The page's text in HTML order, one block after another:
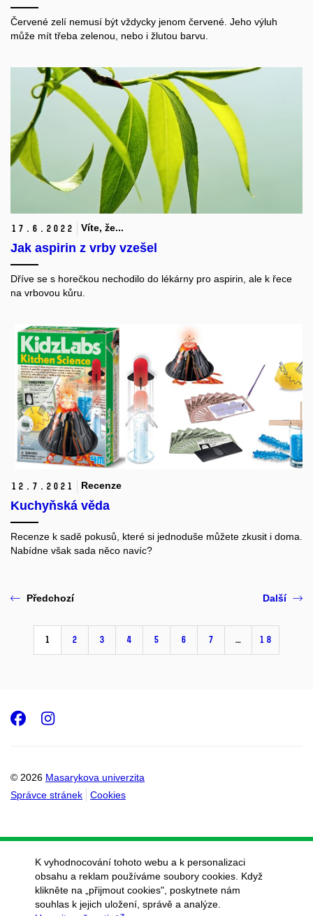
Červené zelí nemusí být vždycky jenom červené. Jeho výluh
může mít třeba zelenou
nebo i žlutou barvu.
17. 6. 2022 Víte, že...
Jak aspirin z vrby vzešel
Dříve se s horečkou nechodilo do lékárny pro aspirin, ale k řece
na vrbovou kůru.
12. 7. 2021 Recenze
Kuchyňská věda
Recenze k sadě pokusů, které si jednoduše můžete zkusit i doma.
Nabídne však sada něco navíc?
Předchozí
1 2 3 4 5 6 7 … 18
Další
© 2026 Masarykova univerzita
Správce stránek
Cookies
Facebook
Instagram
K vyhodnocování tohoto webu a k personalizaci
obsahu a reklam používáme soubory cookies. Když
klikněte na „přijmout cookies", poskytnete nám
souhlas k jejich uložení, správě a analýze.